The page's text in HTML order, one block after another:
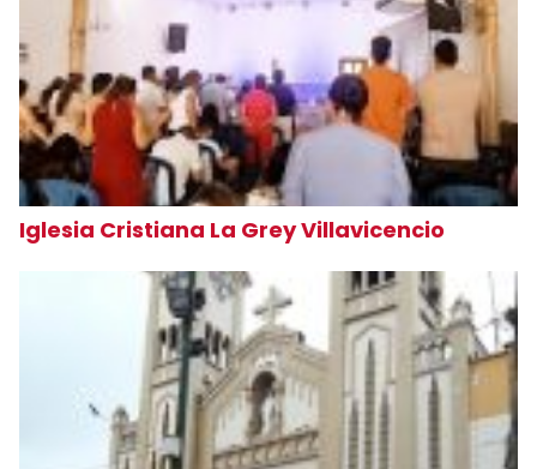
Iglesia Cristiana La Grey Villavicencio